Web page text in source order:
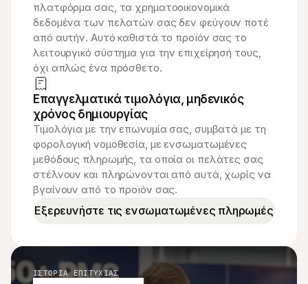
πλατφόρμα σας, τα χρηματοοικονομικά
δεδομένα των πελατών σας δεν φεύγουν ποτέ
από αυτήν. Αυτό καθιστά το προϊόν σας το
λειτουργικό σύστημα για την επιχείρησή τους,
όχι απλώς ένα πρόσθετο.
Επαγγελματικά τιμολόγια, μηδενικός
χρόνος δημιουργίας
Τιμολόγια με την επωνυμία σας, συμβατά με τη
φορολογική νομοθεσία, με ενσωματωμένες
μεθόδους πληρωμής, τα οποία οι πελάτες σας
στέλνουν και πληρώνονται από αυτά, χωρίς να
βγαίνουν από το προϊόν σας.
Εξερευνήστε τις ενσωματωμένες πληρωμές
ΙΣΤΟΡΊΑ ΕΠΙΤΥΧΊΑΣ